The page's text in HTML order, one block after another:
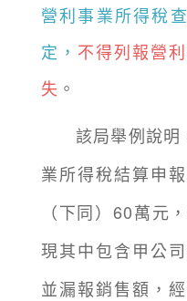
營利事業所得稅
定， 不得列報營
失 。
該局舉例說明
業所得稅結算申
（下同）60萬元
現其中包含甲公
並漏報銷售額，